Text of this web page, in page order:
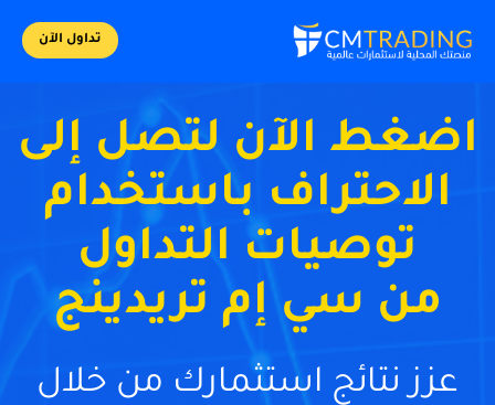
تداول الآن
اضغط الآن لتصل إلى
الاحتراف باستخدام
توصيات التداول
من سي إم تريدينج
عزز نتائج استثمارك من خلال